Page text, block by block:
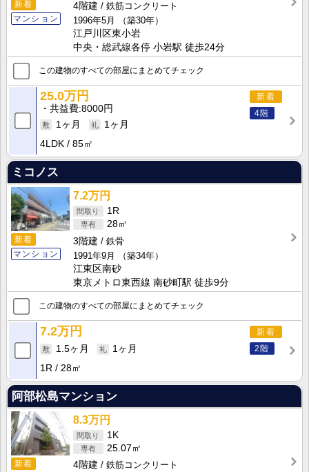
新着
マンション
4階建
鉄筋コンクリート
1996年5月
（築30年）
江戸川区東小岩
中央・総武線各停 小岩駅 徒歩24分
この建物のすべての部屋にまとめてチェック
新着
4階
25.0万円
共益費 8000円
1ヶ月
1ヶ月
4LDK
85㎡
ミコノス
新着
マンション
7.2万円
1R
28㎡
3階建
鉄骨
1991年9月
（築34年）
江東区南砂
東京メトロ東西線 南砂町駅 徒歩9分
この建物のすべての部屋にまとめてチェック
新着
2階
7.2万円
1.5ヶ月
1ヶ月
1R
28㎡
阿部松島マンション
新着
8.3万円
1K
25.07㎡
4階建
鉄筋コンクリート